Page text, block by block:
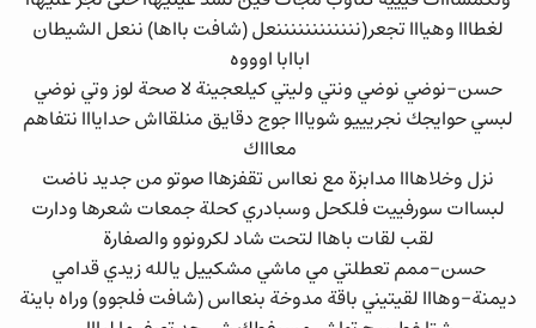
لغطااا وهيااا تجعر(ننننننننننننعل (شافت بااها) ننعل الشيطان
اباابا اوووه
حسن-نوضي نوضي ونتي وليتي كيلعجينة لا صحة لوز وتي نوضي
لبسي حوايجك نجريييو شويااا جوج دقايق منلقااش حدايااا نتفاهم
معاااك
نزل وخلاهااا مدابزة مع نعااس تقفزهاا صوتو من جديد ناضت
لبساات سورفييت فلكحل وسبادري كحلة جمعات شعرها ودارت
لقب لقات باهاا لتحت شاد لكرونوو والصفارة
حسن-ممم تعطلتي مي ماشي مشكييل يالله زيدي قدامي
ديمنة-وهااا لقيتيني باقة مدوخة بنعااس (شافت فلجوو) وراه باينة